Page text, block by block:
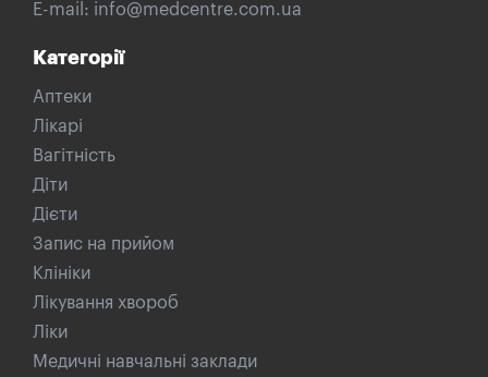
E-mail: info@medcentre.com.ua
Категорії
Аптеки
Лікарі
Вагітність
Діти
Дієти
Запис на прийом
Клініки
Лікування хвороб
Ліки
Медичні навчальні заклади